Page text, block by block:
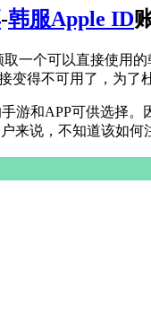
-韩服Apple ID
一个可以直接使用
变得不可用了，为
游和APP可供选择
来说，不知道该如